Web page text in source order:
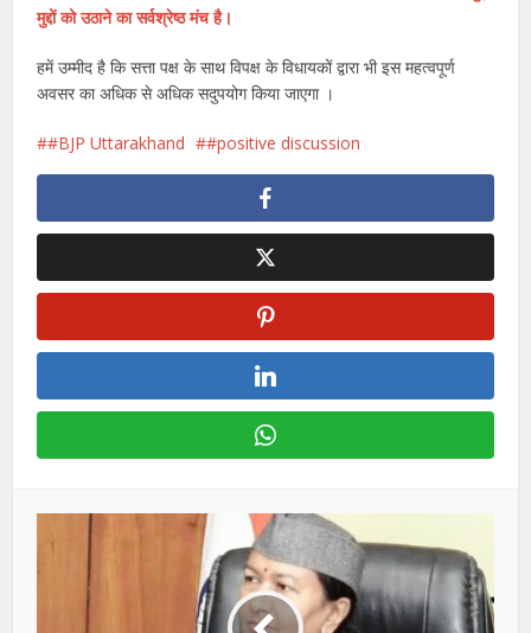
मुद्दों को उठाने का सर्वश्रेष्ठ मंच है।
हमें उम्मीद है कि सत्ता पक्ष के साथ विपक्ष के विधायकों द्वारा भी इस महत्वपूर्ण
अवसर का अधिक से अधिक सदुपयोग किया जाएगा ।
#BJP Uttarakhand #positive discussion